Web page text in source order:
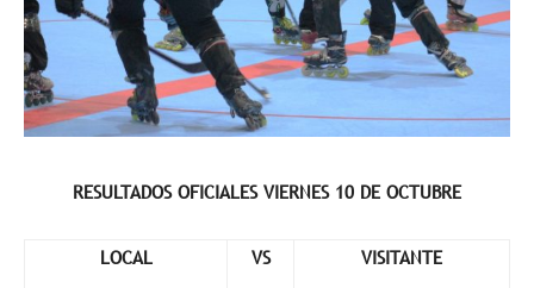
RESULTADOS OFICIALES VIERNES 10 DE OCTUBRE
LOCAL VS VISITANTE